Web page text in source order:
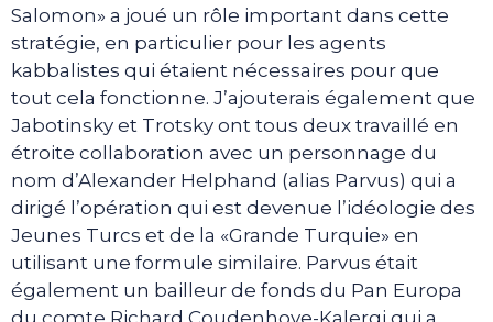
Salomon» a joué un rôle important dans cette
stratégie, en particulier pour les agents
kabbalistes qui étaient nécessaires pour que
tout cela fonctionne. J’ajouterais également que
Jabotinsky et Trotsky ont tous deux travaillé en
étroite collaboration avec un personnage du
nom d’Alexander Helphand (alias Parvus) qui a
dirigé l’opération qui est devenue l’idéologie des
Jeunes Turcs et de la «Grande Turquie» en
utilisant une formule similaire. Parvus était
également un bailleur de fonds du Pan Europa
du comte Richard Coudenhove-Kalergi qui a